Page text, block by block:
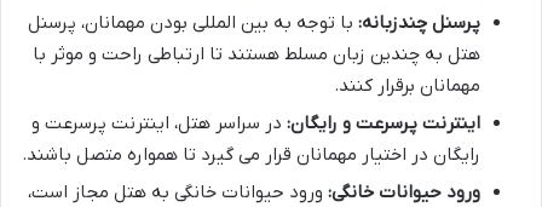
پرسنل چندزبانه: با توجه به بین المللی بودن مهمانان، پرسنل
هتل به چندین زبان مسلط هستند تا ارتباطی راحت و موثر با
مهمانان برقرار کنند.
اینترنت پرسرعت و رایگان: در سراسر هتل، اینترنت پرسرعت و
رایگان در اختیار مهمانان قرار می گیرد تا همواره متصل باشند.
ورود حیوانات خانگی: ورود حیوانات خانگی به هتل مجاز است،